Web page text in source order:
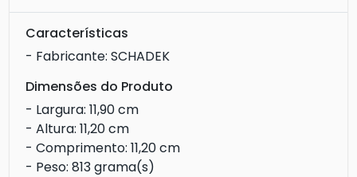
Características
- Fabricante: SCHADEK
Dimensões do Produto
- Largura: 11,90 cm
- Altura: 11,20 cm
- Comprimento: 11,20 cm
- Peso: 813 grama(s)